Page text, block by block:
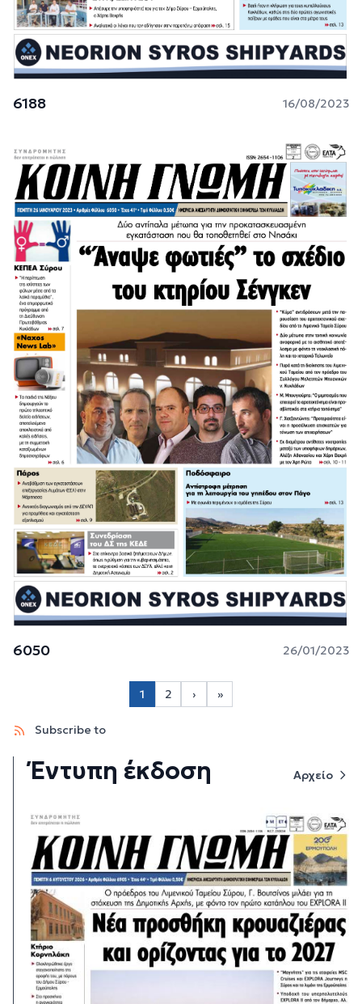
6188 16/08/2023
6050 26/01/2023
Σελιδοποίηση
1 Page 2
2
Next page
›
Last page
»
Subscribe to
Έντυπη έκδοση Αρχείο